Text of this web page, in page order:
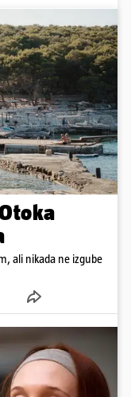
ali nikada ne izgube